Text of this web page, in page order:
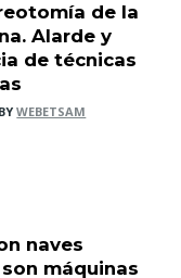
de la
Alarde y
de técnicas
WEBETSAM
naves
máquinas